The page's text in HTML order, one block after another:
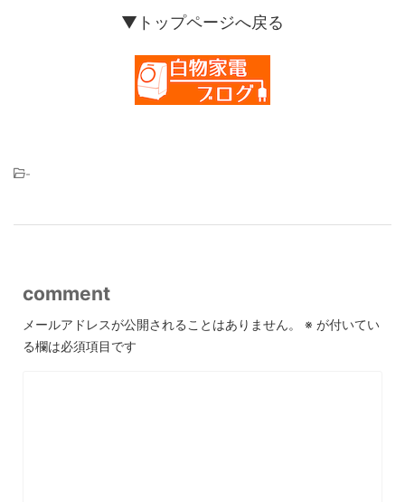
▼トップページへ戻る
-
comment
メールアドレスが公開されることはありません。 ※ が付いてい
る欄は必須項目です